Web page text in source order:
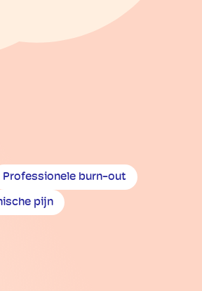
Professionele burn-out
pijn